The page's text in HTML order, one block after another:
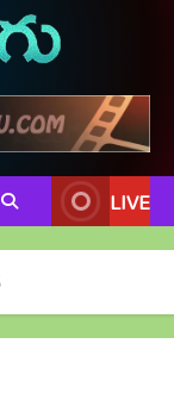
LIVE